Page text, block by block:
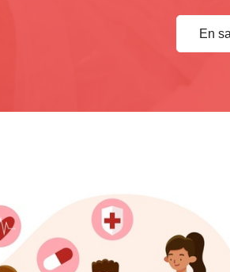
En